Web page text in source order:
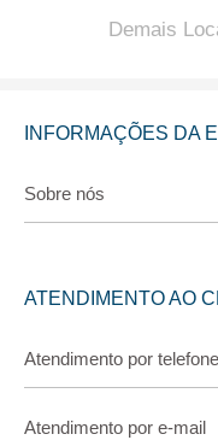
Demais
INFORMAÇÕES DA
Sobre nós
ATENDIMENTO AO
Atendimento por telefone
Atendimento por e-mail